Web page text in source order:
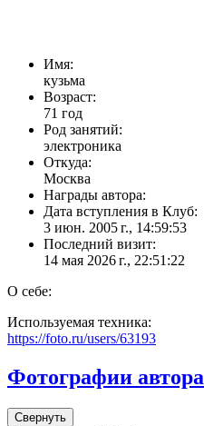
Имя:
кузьма
Возраст:
71 год
Род занятий:
электроника
Откуда:
Москва
Награды автора:
Дата вступления в Клуб:
3 июн. 2005 г., 14:59:53
Последний визит:
14 мая 2026 г., 22:51:22
О себе:
Используемая техника:
https://foto.ru/users/63193
Фотографии автора
Свернуть